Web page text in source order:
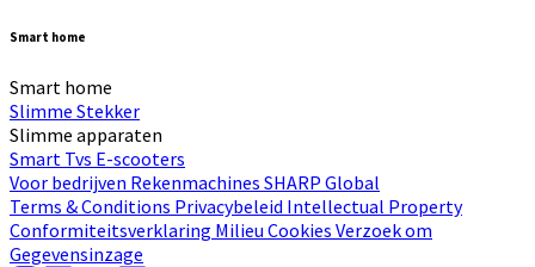
Smart home
Smart home
Slimme Stekker
Slimme apparaten
Smart Tvs E-scooters
Voor bedrijven Rekenmachines SHARP Global
Terms & Conditions Privacybeleid Intellectual Property
Conformiteitsverklaring Milieu Cookies Verzoek om
Gegevensinzage